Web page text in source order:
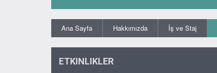
Ana Sayfa Hakkımızda İş ve Staj
ETKINLIKLER